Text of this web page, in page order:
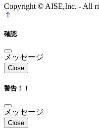
Copyright © AISE,Inc. - All
確認
メッセージ
Close
警告！！
メッセージ
Close